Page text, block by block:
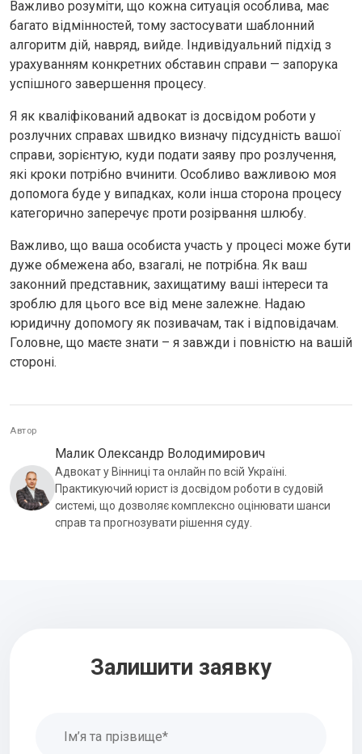
Важливо розуміти, що кожна ситуація особлива, має
багато відмінностей, тому застосувати шаблонний
алгоритм дій, навряд, вийде. Індивідуальний підхід з
урахуванням конкретних обставин справи — запорука
успішного завершення процесу.
Я як кваліфікований адвокат із досвідом роботи у
розлучних справах швидко визначу підсудність вашої
справи, зорієнтую, куди подати заяву про розлучення,
які кроки потрібно вчинити. Особливо важливою моя
допомога буде у випадках, коли інша сторона процесу
категорично заперечує проти розірвання шлюбу.
Важливо, що ваша особиста участь у процесі може бути
дуже обмежена або, взагалі, не потрібна. Як ваш
законний представник, захищатиму ваші інтереси та
зроблю для цього все від мене залежне. Надаю
юридичну допомогу як позивачам, так і відповідачам.
Головне, що маєте знати – я завжди і повністю на вашій
стороні.
Автор
Малик Олександр Володимирович
Адвокат у Вінниці та онлайн по всій Україні.
Практикуючий юрист із досвідом роботи в судовій
системі, що дозволяє комплексно оцінювати шанси
справ та прогнозувати рішення суду.
Залишити заявку